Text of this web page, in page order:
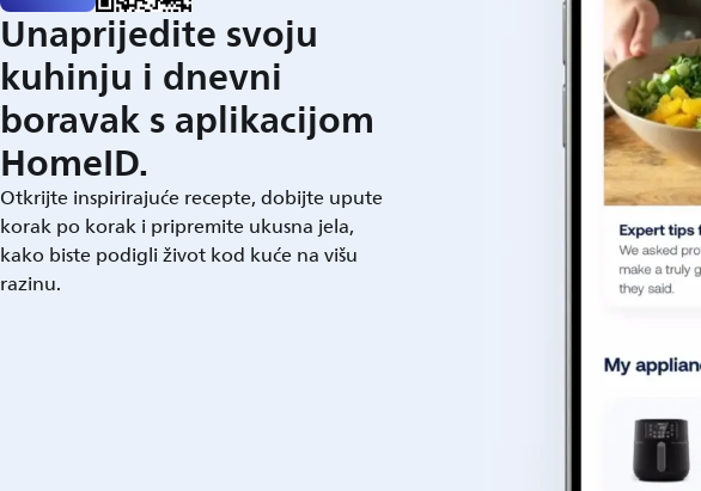
Unaprijedite svoju
kuhinju i dnevni
boravak s aplikacijom
HomeID.
Otkrijte inspirirajuće recepte, dobijte upute
korak po korak i pripremite ukusna jela,
kako biste podigli život kod kuće na višu
razinu.